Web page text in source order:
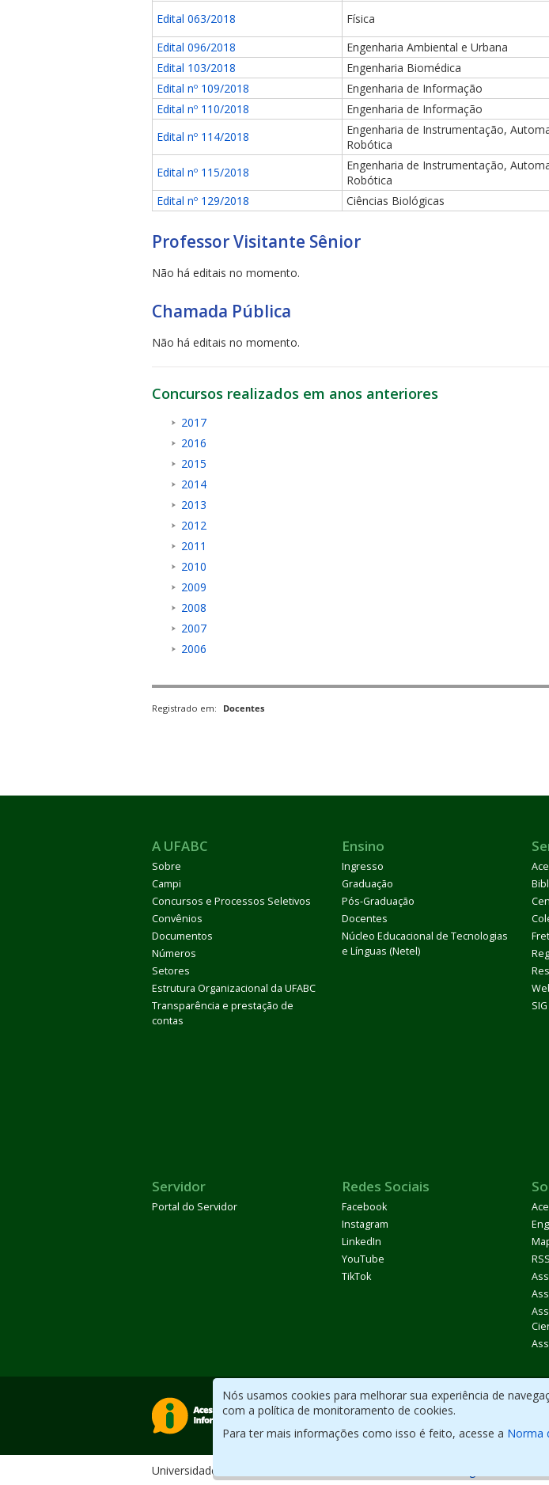
Nós usamos cookies para melhorar sua experiência de
com a política de monitoramento de cookies.
Para ter mais informações como isso é feito, acesse a Norma
Edital 063/2018 Física
Edital 096/2018
Engenharia Ambiental e Urbana
Edital 103/2018
Engenharia Biomédica
Edital nº 109/2018
Engenharia de Informação
Edital nº 110/2018
Engenharia de Informação
Edital nº 114/2018
Engenharia de Instrumentação,
Robótica
Edital nº 115/2018
Engenharia de Instrumentação,
Robótica
Edital nº 129/2018
Ciências Biológicas
Professor Visitante Sênior
Não há editais no momento.
Chamada Pública
Não há editais no momento.
Concursos realizados em anos anteriores
2017
2016
2015
2014
2013
2012
2011
2010
2009
2008
2007
2006
Registrado em: Docentes
A UFABC
Sobre
Campi
Concursos e Processos Seletivos
Convênios
Documentos
Números
Setores
Estrutura Organizacional da UFABC
Transparência e prestação de
contas
Ensino
Ingresso
Graduação
Pós-Graduação
Docentes
Núcleo Educacional de Tecnologias
e Línguas (Netel)
SIG
Servidor
Portal do Servidor
Redes Sociais
Facebook
Instagram
LinkedIn
YouTube
TikTok
Universidade Federal do ABC. Desenvolvido com CMS de